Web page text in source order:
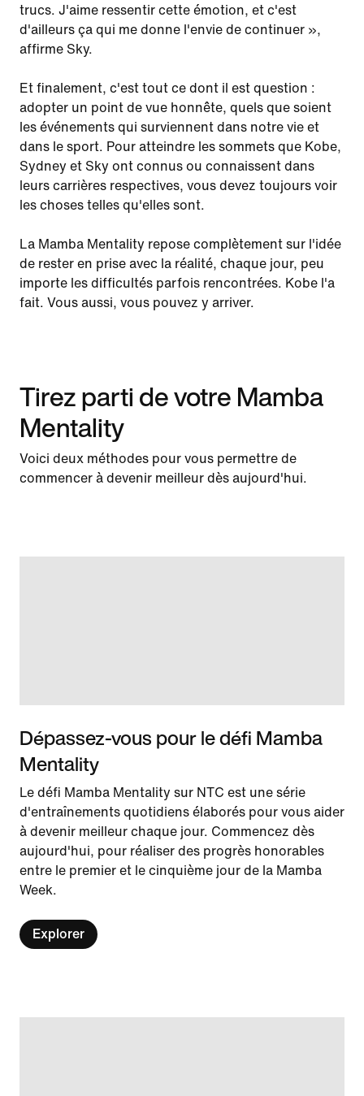
trucs. J'aime ressentir cette émotion, et c'est
d'ailleurs ça qui me donne l'envie de continuer »,
affirme Sky.
Et finalement, c'est tout ce dont il est question :
adopter un point de vue honnête, quels que soient
les événements qui surviennent dans notre vie et
dans le sport. Pour atteindre les sommets que Kobe,
Sydney et Sky ont connus ou connaissent dans
leurs carrières respectives, vous devez toujours voir
les choses telles qu'elles sont.
La Mamba Mentality repose complètement sur l'idée
de rester en prise avec la réalité, chaque jour, peu
importe les difficultés parfois rencontrées. Kobe l'a
fait. Vous aussi, vous pouvez y arriver.
Tirez parti de votre Mamba
Mentality
Voici deux méthodes pour vous permettre de
commencer à devenir meilleur dès aujourd'hui.
Dépassez-vous pour le défi Mamba
Mentality
Le défi Mamba Mentality sur NTC est une série
d'entraînements quotidiens élaborés pour vous aider
à devenir meilleur chaque jour. Commencez dès
aujourd'hui, pour réaliser des progrès honorables
entre le premier et le cinquième jour de la Mamba
Week.
Explorer